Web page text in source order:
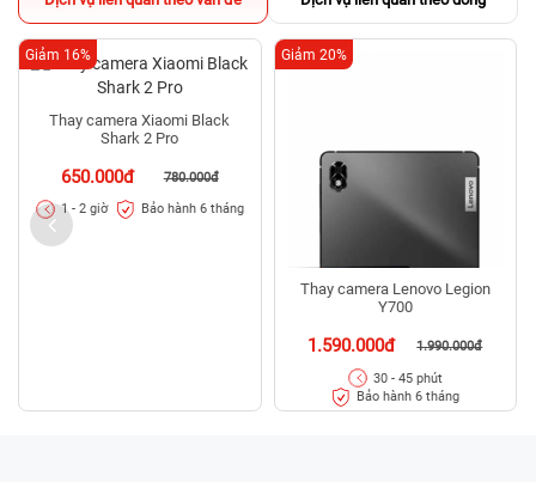
Thay camera Xiaomi Black
Shark 2 Pro
650.000đ 780.000đ
Giảm 16%
1 - 2 giờ Bảo hành 6 tháng
Thay camera Lenovo Legion
Y700
1.590.000đ 1.990.000đ
Giảm 20%
30 - 45 phút
Bảo hành 6 tháng